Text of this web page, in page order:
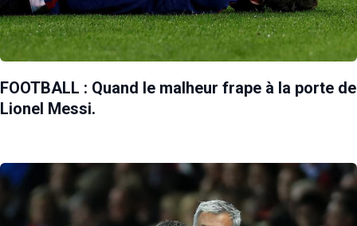
FOOTBALL : Quand le malheur frape à la porte de
Lionel Messi.